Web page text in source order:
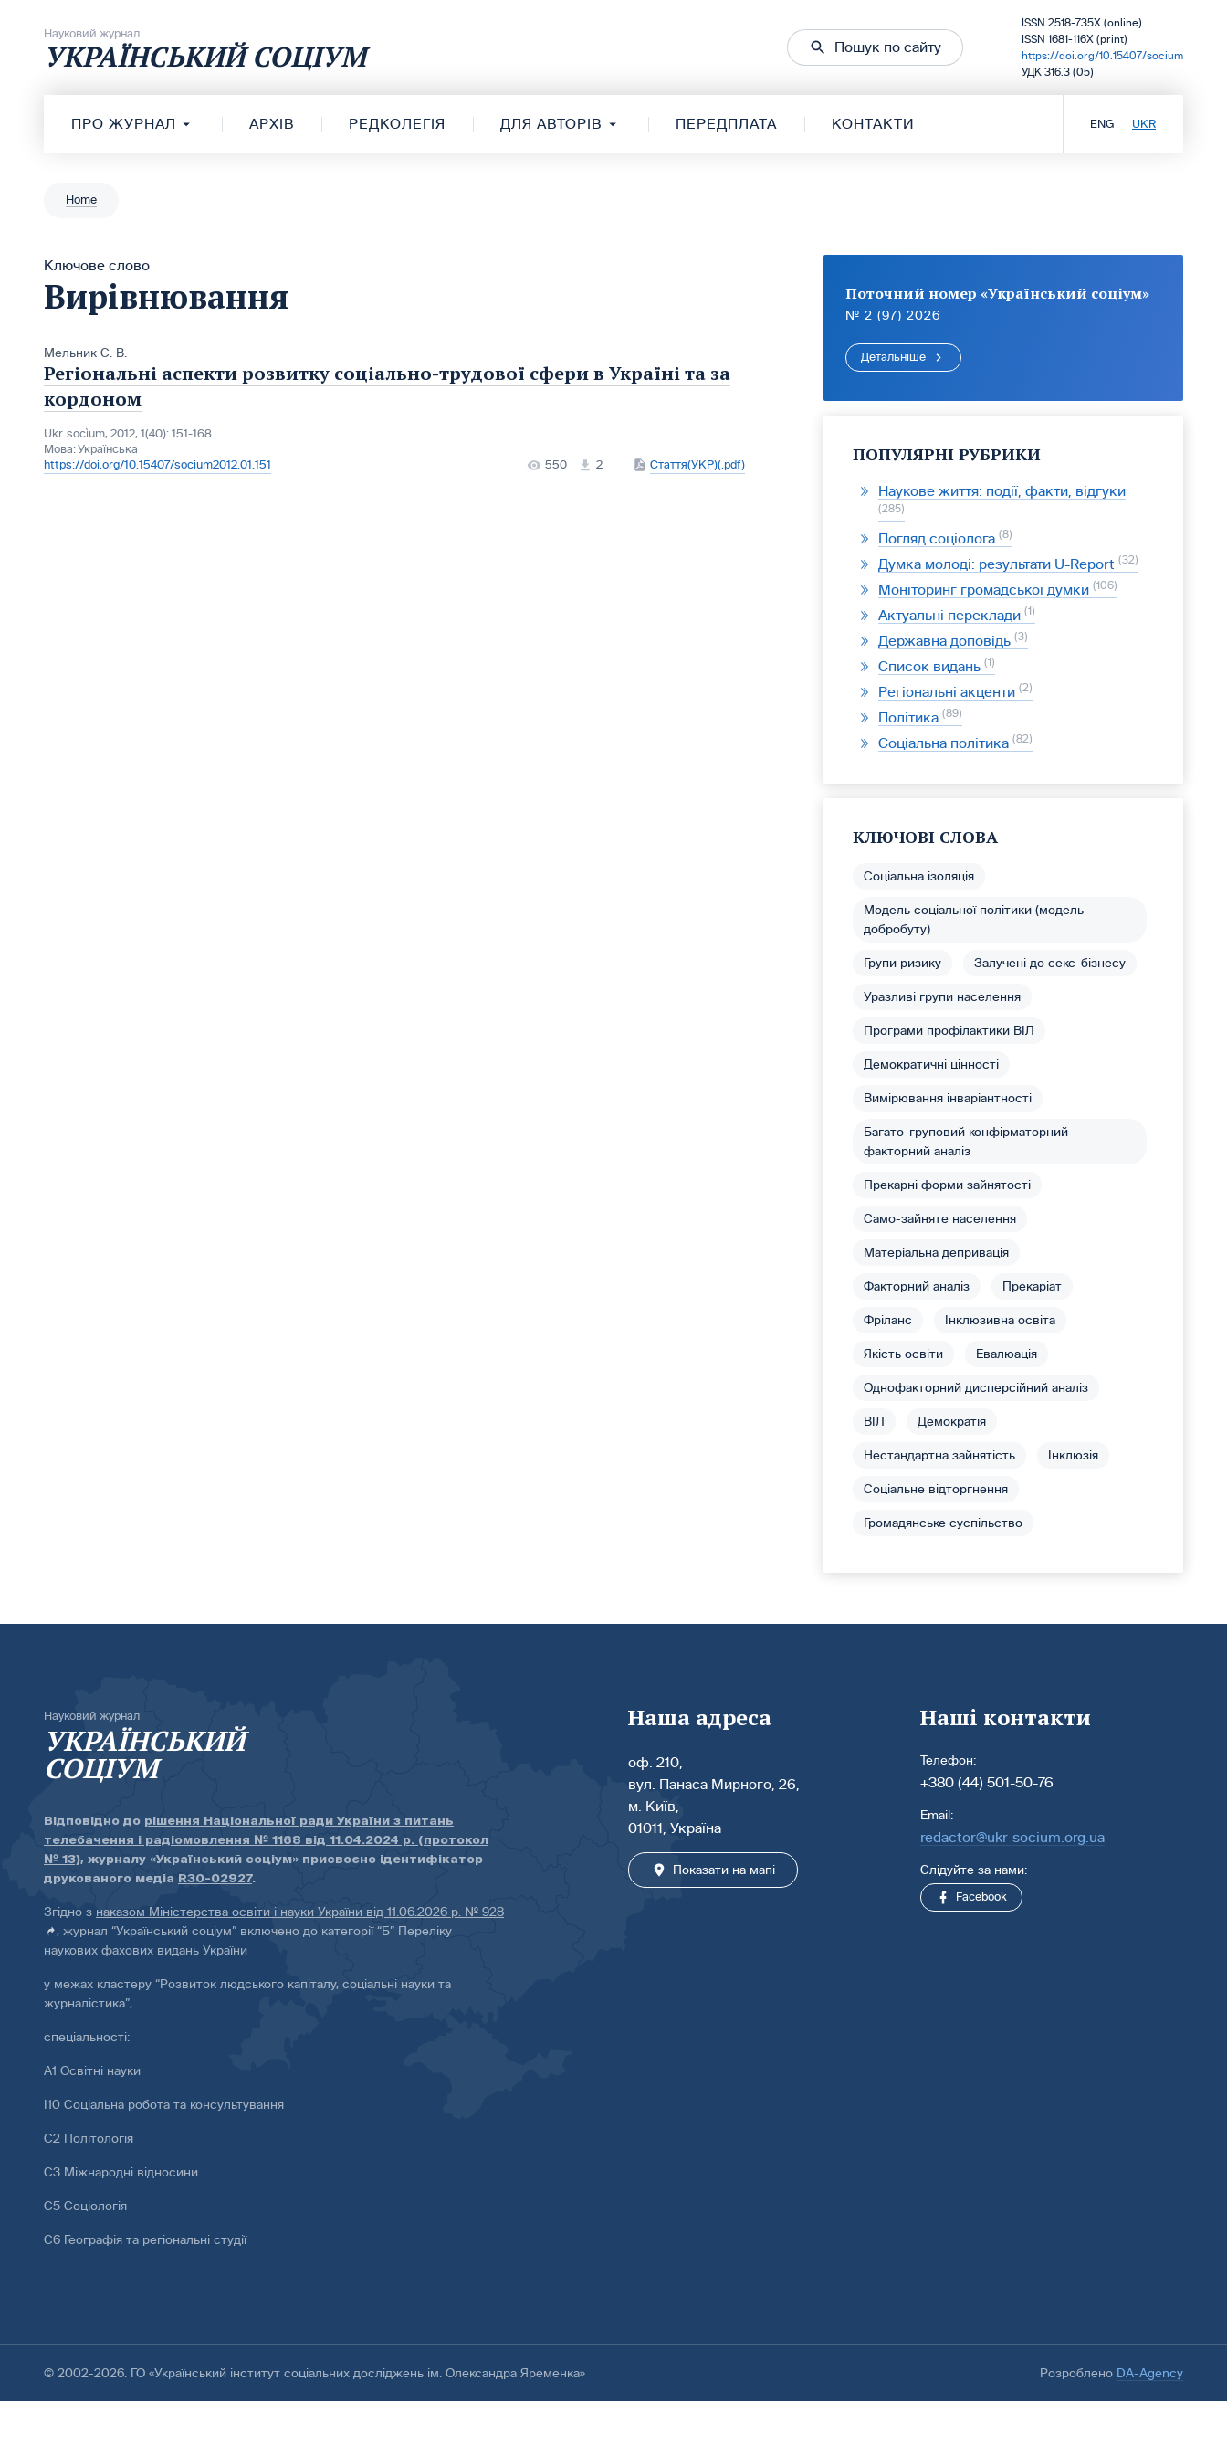
Науковий журнал
УКРАЇНСЬКИЙ СОЦІУМ Пошук по сайту
ISSN 2518-735X (online)
ISSN 1681-116X (print)
https://doi.org/10.15407/socium
УДК 316.3 (05)
ПРО ЖУРНАЛ АРХІВ РЕДКОЛЕГІЯ ДЛЯ АВТОРІВ ПЕРЕДПЛАТА КОНТАКТИ ENG UKR
Home
Ключове слово
Вирівнювання
Мельник С. В.
Регіональні аспекти розвитку соціально-трудової сфери в Україні та за
кордоном
Ukr. socìum, 2012, 1(40): 151-168
Мова:Українська
https://doi.org/10.15407/socium2012.01.151
550 2 Стаття(УКР)(.pdf)
Поточний номер «Український соціум»
№ 2 (97) 2026
Детальніше
ПОПУЛЯРНІ РУБРИКИ
Наукове життя: події, факти, відгуки
285
Погляд соціолога 8
Думка молоді: результати U-Report 32
Моніторинг громадської думки 106
Актуальні переклади 1
Державна доповідь 3
Список видань 1
Регіональні акценти 2
Політика 89
Соціальна політика 82
КЛЮЧОВІ СЛОВА
Соціальна ізоляція
Модель соціальної політики (модель
добробуту)
Групи ризику Залучені до секс-бізнесу
Уразливі групи населення
Програми профілактики ВІЛ
Демократичні цінності
Вимірювання інваріантності
Багато-груповий конфірматорний
факторний аналіз
Прекарні форми зайнятості
Само-зайняте населення
Матеріальна депривація
Факторний аналіз Прекаріат
Фріланс Інклюзивна освіта
Якість освіти Евалюація
Однофакторний дисперсійний аналіз
ВІЛ Демократія
Нестандартна зайнятість Інклюзія
Соціальне відторгнення
Громадянське суспільство
Науковий журнал
УКРАЇНСЬКИЙ
СОЦІУМ
Відповідно до рішення Національної ради України з питань
телебачення і радіомовлення № 1168 від 11.04.2024 р. (протокол
№ 13), журналу «Український соціум» присвоєно ідентифікатор
друкованого медіа R30-02927.
Згідно з наказом Міністерства освіти і науки України від 11.06.2026 р. № 928
, журнал “Український соціум” включено до категорії “Б” Переліку
наукових фахових видань України
у межах кластеру “Розвиток людського капіталу, соціальні науки та
журналістика”,
спеціальності:
А1 Освітні науки
І10 Соціальна робота та консультування
С2 Політологія
С3 Міжнародні відносини
С5 Соціологія
С6 Географія та регіональні студії
Наша адреса
оф. 210,
вул. Панаса Мирного, 26,
м. Київ,
01011, Україна
Показати на мапі
Наші контакти
Телефон:
+380 (44) 501-50-76
Email:
redactor@ukr-socium.org.ua
Слідуйте за нами:
Facebook
© 2002-2026. ГО «Український інститут соціальних досліджень ім. Олександра Яременка» Розроблено DA-Agency